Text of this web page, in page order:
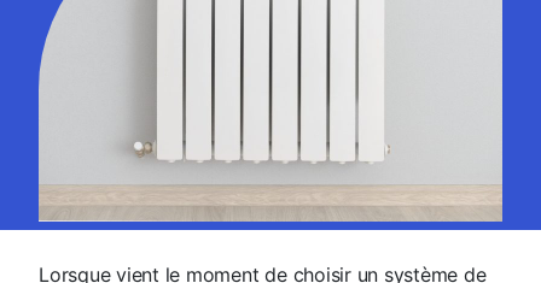
Lorsque vient le moment de choisir un système de